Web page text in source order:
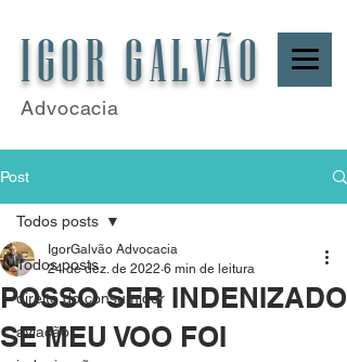
IGOR GALVÃO
Advocacia
Post
Todos posts
direito do consumidor
aviação
Todos posts
POSSO SER INDENIZADO
SE MEU VOO FOI
IgorGalvão Advocacia
24 de dez. de 2022 6 min de leitura